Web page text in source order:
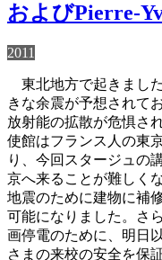
およびPierre-
2011
東北地方で起きまし
きな余震が予想されて
放射能の拡散が危惧さ
使館はフランス人の東
り、今回スタージュの
京へ来ることが難しく
地震のために建物に補
可能になりました。さ
画停電のために、明日
さまの来校の安全を保